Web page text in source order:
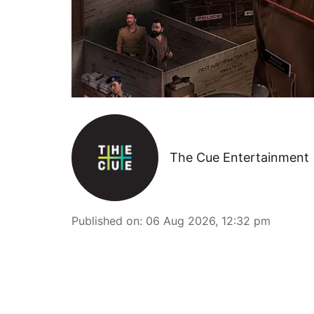
The Cue Entertainment
Published on: 06 Aug 2026, 12:32 pm